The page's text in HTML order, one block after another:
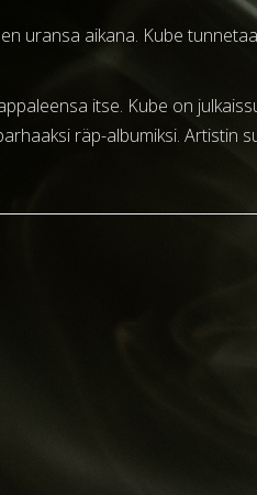
uransa aikana. Kube
itse. Kube on
räp-albumiksi. Artistin